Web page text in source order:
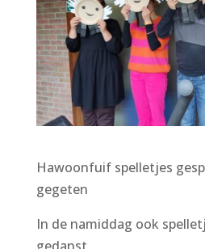
Hawoonfuif spelletjes
gegeten
In de namiddag ook